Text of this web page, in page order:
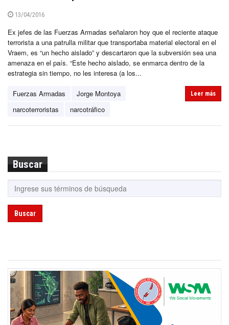
13/04/2016
Ex jefes de las Fuerzas Armadas señalaron hoy que el reciente ataque
terrorista a una patrulla militar que transportaba material electoral en el
Vraem, es “un hecho aislado” y descartaron que la subversión sea una
amenaza en el país. “Este hecho aislado, se enmarca dentro de la
estrategia sin tiempo, no les interesa (a los...
Fuerzas Armadas
Jorge Montoya
narcoterroristas
narcotráfico
Leer más
Buscar
Buscar